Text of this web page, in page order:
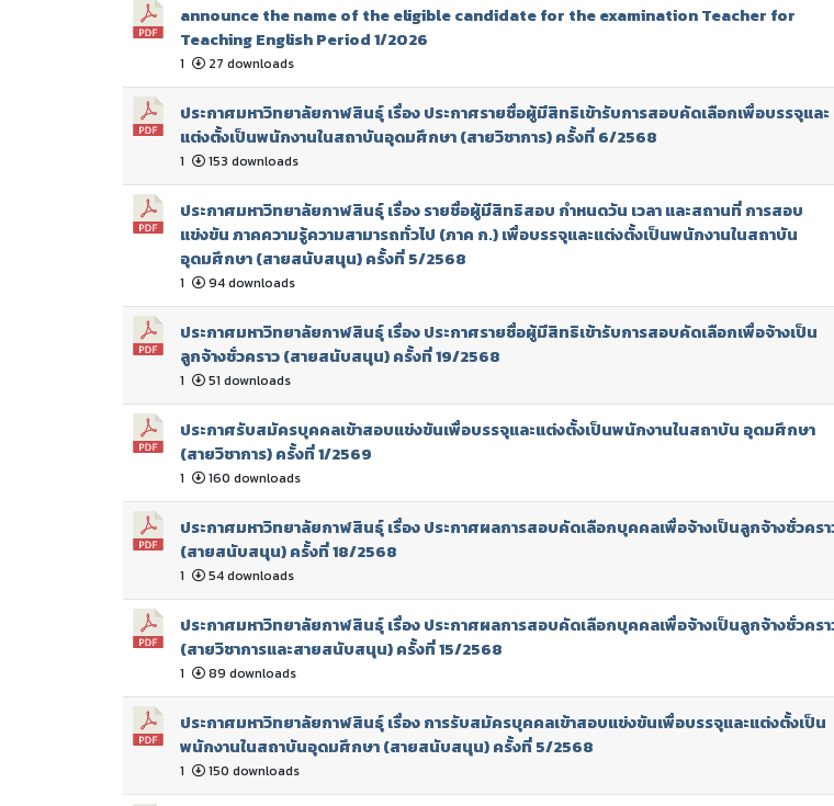
announce the name of the eligible candidate for the examination Teacher for
Teaching English Period 1/2026
1 27 downloads
ประกาศมหาวิทยาลัยกาฬสินธุ์ เรื่อง ประกาศรายชื่อผู้มีสิทธิเข้ารับการสอบคัดเลือกเพื่อบรรจุและ
แต่งตั้งเป็นพนักงานในสถาบันอุดมศึกษา (สายวิชาการ) ครั้งที่ 6/2568
1 153 downloads
ประกาศมหาวิทยาลัยกาฬสินธุ์ เรื่อง รายชื่อผู้มีสิทธิสอบ กำหนดวัน เวลา และสถานที่ การสอบ
แข่งขัน ภาคความรู้ความสามารถทั่วไป (ภาค ก.) เพื่อบรรจุและแต่งตั้งเป็นพนักงานในสถาบัน
อุดมศึกษา (สายสนับสนุน) ครั้งที่ 5/2568
1 94 downloads
ประกาศมหาวิทยาลัยกาฬสินธุ์ เรื่อง ประกาศรายชื่อผู้มีสิทธิเข้ารับการสอบคัดเลือกเพื่อจ้างเป็น
ลูกจ้างชั่วคราว (สายสนับสนุน) ครั้งที่ 19/2568
1 51 downloads
ประกาศรับสมัครบุคคลเข้าสอบแข่งขันเพื่อบรรจุและแต่งตั้งเป็นพนักงานในสถาบัน อุดมศึกษา
(สายวิชาการ) ครั้งที่ 1/2569
1 160 downloads
ประกาศมหาวิทยาลัยกาฬสินธุ์ เรื่อง ประกาศผลการสอบคัดเลือกบุคคลเพื่อจ้างเป็นลูกจ้างชั่วคร
(สายสนับสนุน) ครั้งที่ 18/2568
1 54 downloads
ประกาศมหาวิทยาลัยกาฬสินธุ์ เรื่อง ประกาศผลการสอบคัดเลือกบุคคลเพื่อจ้างเป็นลูกจ้างชั่วคร
(สายวิชาการและสายสนับสนุน) ครั้งที่ 15/2568
1 89 downloads
ประกาศมหาวิทยาลัยกาฬสินธุ์ เรื่อง การรับสมัครบุคคลเข้าสอบแข่งขันเพื่อบรรจุและแต่งตั้งเป็น
พนักงานในสถาบันอุดมศึกษา (สายสนับสนุน) ครั้งที่ 5/2568
1 150 downloads